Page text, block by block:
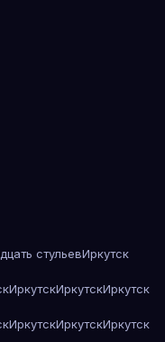
стульевИркутск
ИркутскИркутскИркутск
ИркутскИркутскИркутск